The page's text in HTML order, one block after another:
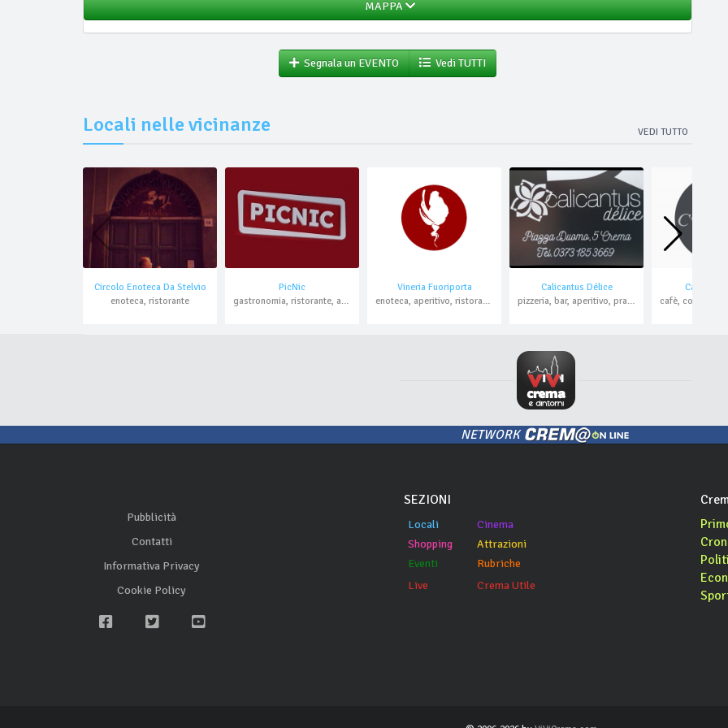
MAPPA
Segnala un EVENTO Vedi TUTTI
Locali nelle vicinanze VEDI TUTTO
Circolo Enoteca Da Stelvio
enoteca, ristorante
PicNic
gastronomia, ristorante, asporto
Vineria Fuoriporta
enoteca, aperitivo, ristorante , pesce, domicilio
Calicantus Délice
pizzeria, bar, aperitivo, pranzo di lavoro, asporto, domicilio
Caffè
NETWORK
Pubblicità
Contatti
Informativa Privacy
Cookie Policy
SEZIONI
Locali
Shopping
Eventi
Live
Cinema
Attrazioni
Rubriche
Crema Utile